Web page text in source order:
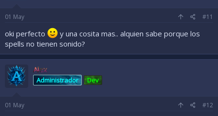
01 May #11
oki perfecto
y una cosita mas.. alquien sabe porque los
spells no tienen sonido?
Alex
Administrador Dev
01 May #12